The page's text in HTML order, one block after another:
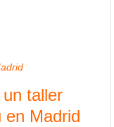
taller
en Madrid